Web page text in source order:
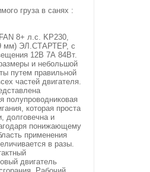
груза в санях :
8+ л.с. KP230,
мм) ЭЛ.СТАРТЕР, с
12В 7А 84Вт.
и небольшой
путем правильной
частей двигателя.
полупроводниковая
которая проста
долговечна и
понижающему
применения
в разы.
двигатель